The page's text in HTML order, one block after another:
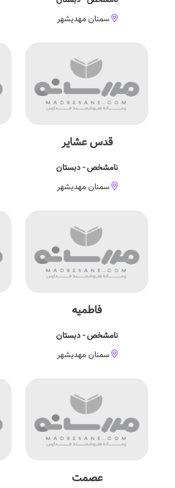
سمنان مهدیشهر
قدس عشایر
نامشخص - دبستان
سمنان مهدیشهر
فاطمیه
نامشخص - دبستان
سمنان مهدیشهر
عصمت